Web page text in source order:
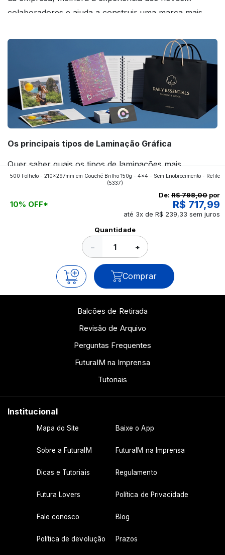
colaboradores e ajuda a construir uma marca mais
Os principais tipos de Laminação Gráfica
Quer saber quais os tipos de laminações mais
aplicados nos impressos da gráfica FuturaIM? Então,
continue a leitura que vamos revelar para você!
500 Folheto - 210x297mm em Couché Brilho 150g - 4x4 - Sem Enobrecimento - Refile
(5337)
10% OFF*
De: R$ 798,00 por
R$ 717,99
até 3x de R$ 239,33 sem juros
Quantidade
− +
Comprar
Balcões de Retirada
Revisão de Arquivo
Perguntas Frequentes
FuturaIM na Imprensa
Tutoriais
Institucional
Mapa do Site Baixe o App
Sobre a FuturaIM FuturaIM na Imprensa
Dicas e Tutoriais Regulamento
Futura Lovers Política de Privacidade
Fale conosco Blog
Política de devolução Prazos